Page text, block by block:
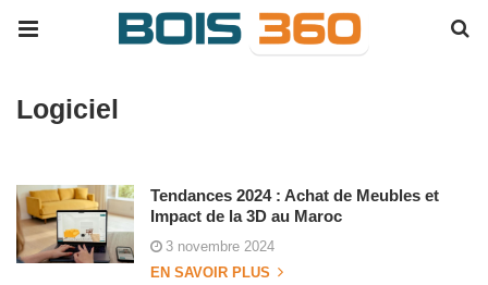
Logiciel
Tendances 2024 : Achat de Meubles et
Impact de la 3D au Maroc
3 novembre 2024
EN SAVOIR PLUS